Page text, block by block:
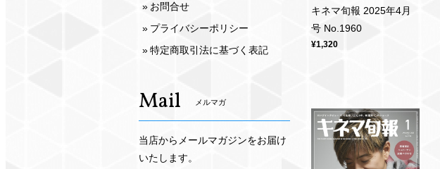
キネマ旬報 2025年4月
号 No.1960
¥1,320
お問合せ
プライバシーポリシー
特定商取引法に基づく表記
Mail メルマガ
当店からメールマガジンをお届け
いたします。